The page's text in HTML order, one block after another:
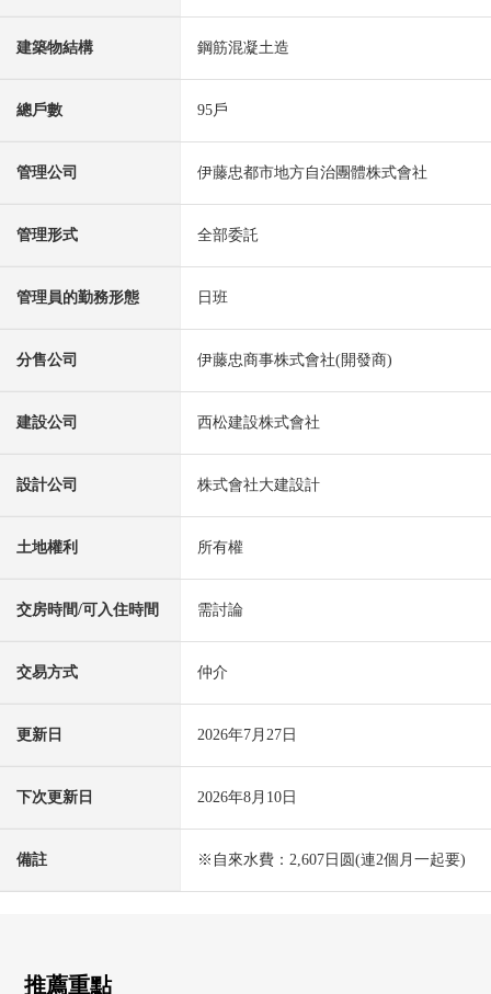
建築物結構 鋼筋混凝土造
總戶數 95戶
管理公司 伊藤忠都市地方自治團體株式會社
管理形式 全部委託
管理員的勤務形態 日班
分售公司 伊藤忠商事株式會社(開發商)
建設公司 西松建設株式會社
設計公司 株式會社大建設計
土地權利 所有權
交房時間/可入住時間 需討論
交易方式 仲介
更新日 2026年7月27日
下次更新日 2026年8月10日
備註 ※自來水費：2,607日圆(連2個月一起要)
推薦重點